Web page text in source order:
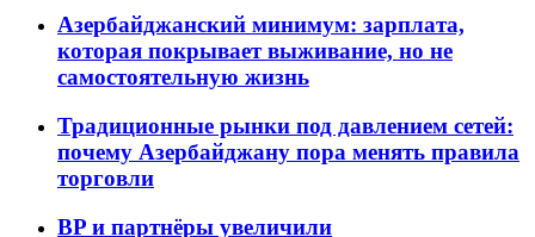
Азербайджанский минимум: зарплата,
которая покрывает выживание, но не
самостоятельную жизнь
Традиционные рынки под давлением сетей:
почему Азербайджану пора менять правила
торговли
BP и партнёры увеличили